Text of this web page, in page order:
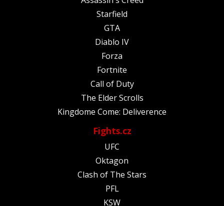
Starfield
GTA
Diablo IV
Forza
Fortnite
Call of Duty
The Elder Scrolls
Kingdome Come: Deliverence
Fights.cz
UFC
Oktagon
Clash of The Stars
PFL
KSW